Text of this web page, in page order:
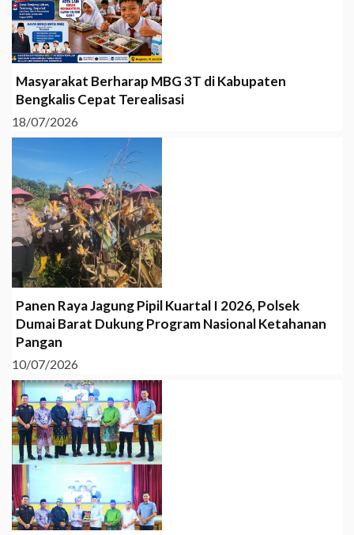
Masyarakat Berharap MBG 3T di Kabupaten
Bengkalis Cepat Terealisasi
18/07/2026
Panen Raya Jagung Pipil Kuartal I 2026, Polsek
Dumai Barat Dukung Program Nasional Ketahanan
Pangan
10/07/2026